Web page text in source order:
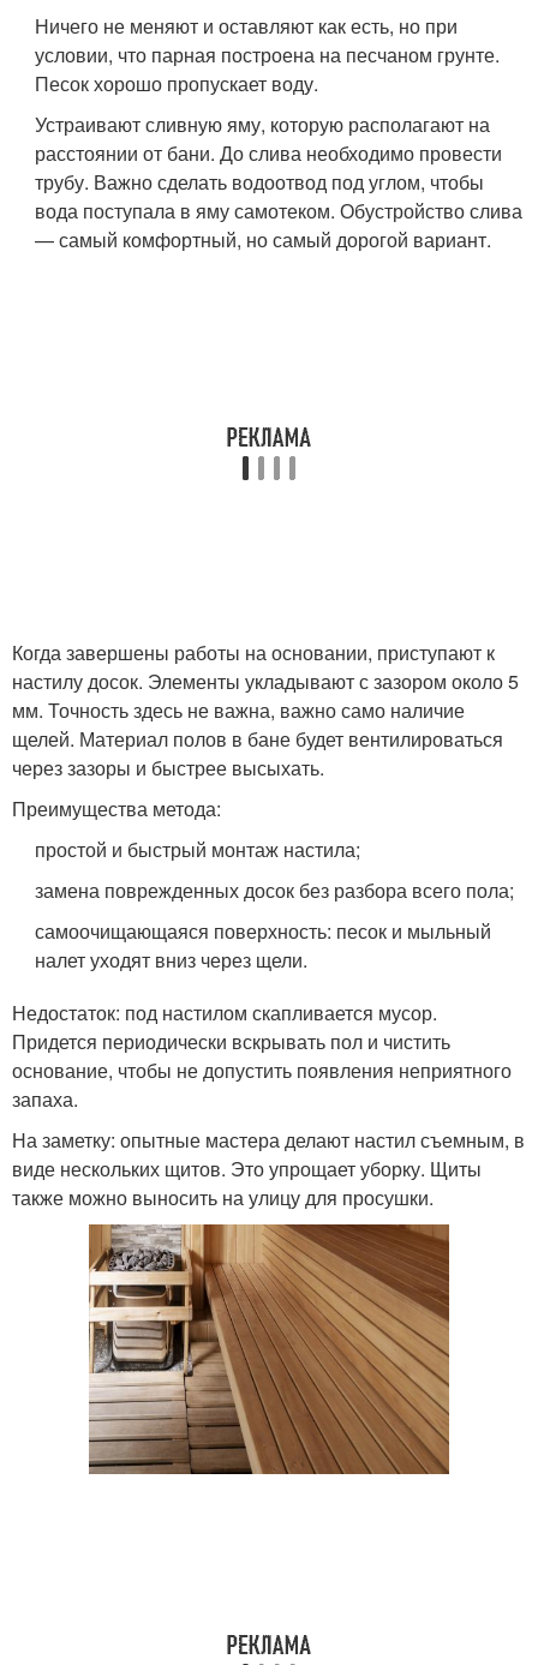
Ничего не меняют и оставляют как есть, но при
условии, что парная построена на песчаном грунте.
Песок хорошо пропускает воду.
Устраивают сливную яму, которую располагают на
расстоянии от бани. До слива необходимо провести
трубу. Важно сделать водоотвод под углом, чтобы
вода поступала в яму самотеком. Обустройство слива
— самый комфортный, но самый дорогой вариант.
Когда завершены работы на основании, приступают к
настилу досок. Элементы укладывают с зазором около 5
мм. Точность здесь не важна, важно само наличие
щелей. Материал полов в бане будет вентилироваться
через зазоры и быстрее высыхать.
Преимущества метода:
простой и быстрый монтаж настила;
замена поврежденных досок без разбора всего пола;
самоочищающаяся поверхность: песок и мыльный
налет уходят вниз через щели.
Недостаток: под настилом скапливается мусор.
Придется периодически вскрывать пол и чистить
основание, чтобы не допустить появления неприятного
запаха.
На заметку: опытные мастера делают настил съемным, в
виде нескольких щитов. Это упрощает уборку. Щиты
также можно выносить на улицу для просушки.